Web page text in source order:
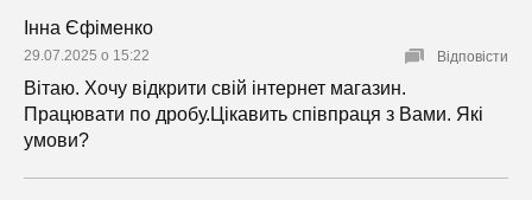
Інна Єфіменко
29.07.2025 о 15:22
Вітаю. Хочу відкрити свій інтернет магазин.
Працювати по дробу.Цікавить співпраця з Вами. Які
умови?
Відповісти